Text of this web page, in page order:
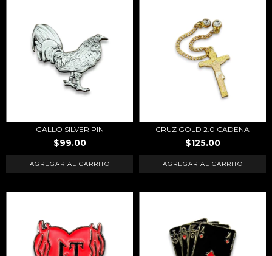
GALLO SILVER PIN
$99.00
CRUZ GOLD 2.0 CADENA
$125.00